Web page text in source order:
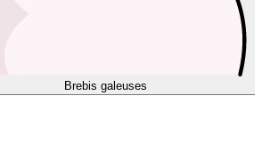
Brebis galeuses